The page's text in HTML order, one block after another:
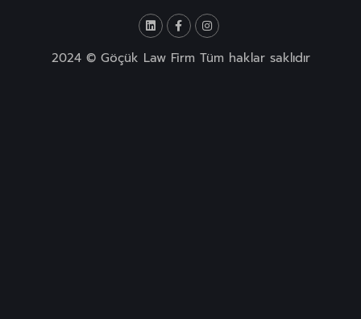
2024 © Göçük Law Firm Tüm haklar saklıdır